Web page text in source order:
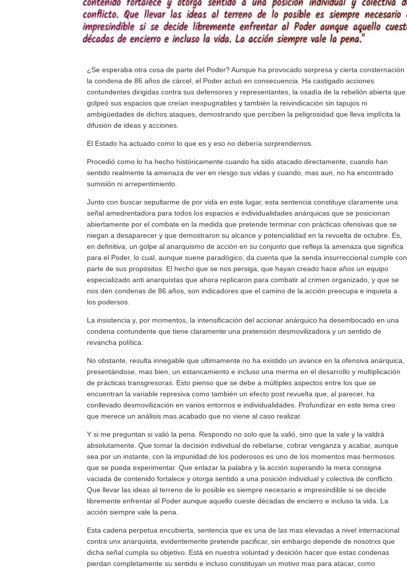
¿Se esperaba otra cosa de parte del Poder? Aunque ha provocado sorpresa y cierta consternación
la condena de 86 años de cárcel, el Poder actuó en consecuencia. Ha castigado acciones
contundentes dirigidas contra sus defensores y representantes, la osadía de la rebelión abierta que
golpeó sus espacios que creían inexpugnables y también la reivindicación sin tapujos ni
ambigüedades de dichos ataques, demostrando que perciben la peligrosidad que lleva implícita la
difusión de ideas y acciones.
El Estado ha actuado como lo que es y eso no debería sorprendernos.
Procedió como lo ha hecho históricamente cuando ha sido atacado directamente, cuando han
sentido realmente la amenaza de ver en riesgo sus vidas y cuando, mas aun, no ha encontrado
sumisión ni arrepentimiento.
Junto con buscar sepultarme de por vida en este lugar, esta sentencia constituye claramente una
señal amedrentadora para todos los espacios e individualidades anárquicas que se posicionan
abiertamente por el combate en la medida que pretende terminar con prácticas ofensivas que se
niegan a desaparecer y que demostraron su alcance y potencialidad en la revuelta de octubre. Es,
en definitiva, un golpe al anarquismo de acción en su conjunto que refleja la amenaza que significa
para el Poder, lo cual, aunque suene paradógico, da cuenta que la senda insurreccional cumple con
parte de sus propósitos. El hecho que se nos persiga, que hayan creado hace años un equipo
especializado anti anarquistas que ahora replicaron para combatir al crimen organizado, y que se
nos den condenas de 86 años, son indicadores que el camino de la acción preocupa e inquieta a
los podersos.
La insistencia y, por momentos, la intensificación del accionar anárquico ha desembocado en una
condena contundente que tiene claramente una pretensión desmovilizadora y un sentido de
revancha política.
No obstante, resulta innegable que ultimamente no ha existido un avance en la ofensiva anárquica,
presentándose, mas bien, un estancamiento e incluso una merma en el desarrollo y multiplicación
de prácticas transgresoras. Esto pienso que se debe a múltiples aspectos entre los que se
encuentran la variable represiva como también un efecto post revuelta que, al parecer, ha
conllevado desmovilización en varios entornos e individualidades. Profundizar en este tema creo
que merece un análisis mas acabado que no viene al caso realizar.
Y si me preguntan si valió la pena. Respondo no solo que la valió, sino que la vale y la valdrá
absolutamente. Que tomar la decisión individual de rebelarse, cobrar venganza y acabar, aunque
sea por un instante, con la impunidad de los poderosos es uno de los momentos mas hermosos
que se pueda experimentar. Que enlazar la palabra y la acción superando la mera consigna
vaciada de contenido fortalece y otorga sentido a una posición individual y colectiva de conflicto.
Que llevar las ideas al terreno de lo posible es siempre necesario e impresindible si se decide
libremente enfrentar al Poder aunque aquello cueste décadas de encierro e incluso la vida. La
acción siempre vale la pena.
Esta cadena perpetua encubierta, sentencia que es una de las mas elevadas a nivel internacional
contra unx anarquista, evidentemente pretende pacificar, sin embargo depende de nosotrxs que
dicha señal cumpla su objetivo. Está en nuestra voluntad y desición hacer que estas condenas
pierdan completamente su sentido e incluso constituyan un motivo mas para atacar, como